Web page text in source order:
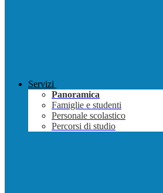
Servizi
Panoramica
Famiglie e studenti
Personale scolastico
Percorsi di studio